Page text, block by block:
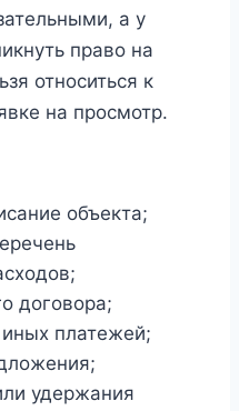
а у
право на
относиться к
на просмотр.
объекта;
договора;
платежей;
удержания